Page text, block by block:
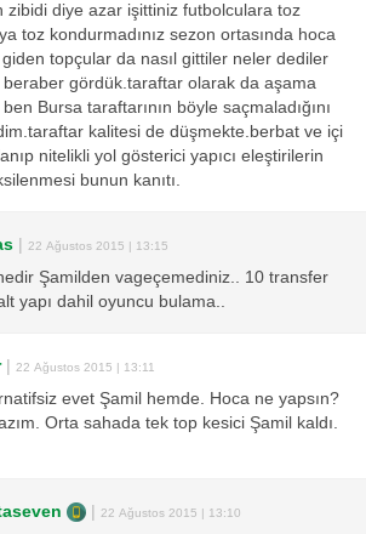
zibidi diye azar işittiniz futbolculara toz
toz kondurmadınız sezon ortasında hoca
topçular da nasıl gittiler neler dediler
gördük.taraftar olarak da aşama
Bursa taraftarının böyle saçmaladığını
kalitesi de düşmekte.berbat ve içi
nitelikli yol gösterici yapıcı eleştirilerin
bunun kanıtı.
22 Ağustos 2015 | 13:15
Şamilden vageçemediniz.. 10 transfer
yapı dahil oyuncu bulama..
| 22 Ağustos 2015 | 13:11
evet Şamil hemde. Hoca ne yapsın?
Orta sahada tek top kesici Şamil kaldı.
22 Ağustos 2015 | 13:10